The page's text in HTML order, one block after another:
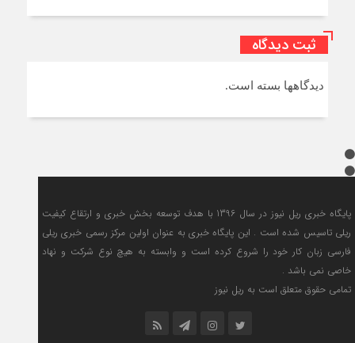
ثبت دیدگاه
دیدگاهها بسته است.
پایگاه خبری ریل نیوز در سال 1396 با هدف توسعه بخش خبری و ارتقاع کیفیت
ریلی تاسیس شده است . این پایگاه خبری به عنوان اولین مرکز رسمی خبری ریلی
فارسی زبان کار خود را شروع کرده است و وابسته به هیچ نوع شرکت و نهاد
خاصی نمی باشد .
تمامی حقوق متعلق است به ریل نیوز